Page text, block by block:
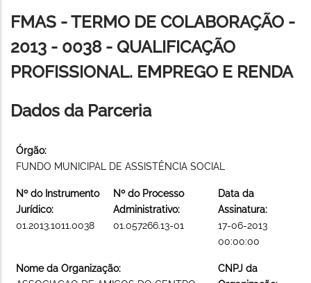
navegação
FMAS - TERMO DE COLABORAÇÃO -
2013 - 0038 - QUALIFICAÇÃO
PROFISSIONAL. EMPREGO E RENDA
Dados da Parceria
Órgão:
FUNDO MUNICIPAL DE ASSISTÊNCIA SOCIAL
Nº do Instrumento
Jurídico:
01.2013.1011.0038
Nº do Processo
Administrativo:
01.057266.13-01
Data da
Assinatura:
17-06-2013
00:00:00
Nome da Organização:
CNPJ da